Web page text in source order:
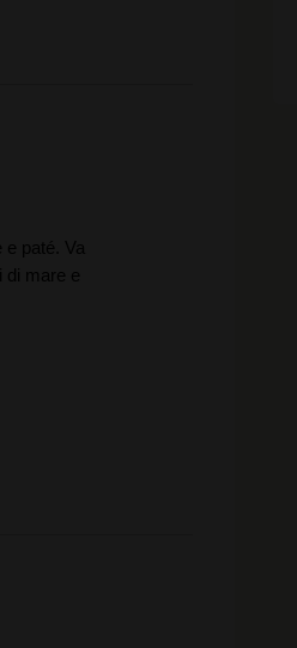
paté. Va
di mare e